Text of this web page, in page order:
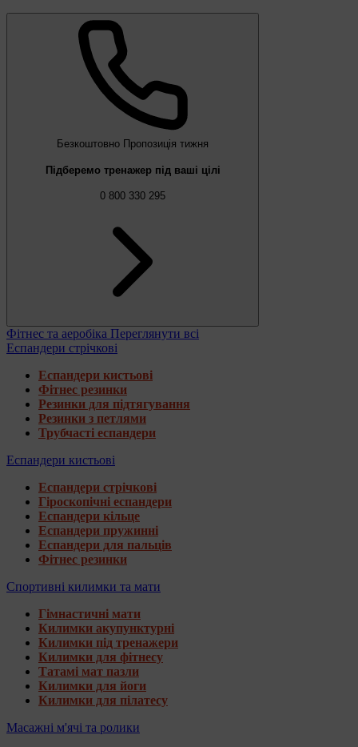
Безкоштовно Пропозиція тижня
Підберемо тренажер під ваші цілі
0 800 330 295
Фітнес та аеробіка Переглянути всі
Еспандери стрічкові
Еспандери кистьові
Фітнес резинки
Резинки для підтягування
Резинки з петлями
Трубчасті еспандери
Еспандери кистьові
Еспандери стрічкові
Гіроскопічні еспандери
Еспандери кільце
Еспандери пружинні
Еспандери для пальців
Фітнес резинки
Спортивні килимки та мати
Гімнастичні мати
Килимки акупунктурні
Килимки під тренажери
Килимки для фітнесу
Татамі мат пазли
Килимки для йоги
Килимки для пілатесу
Масажні м'ячі та ролики